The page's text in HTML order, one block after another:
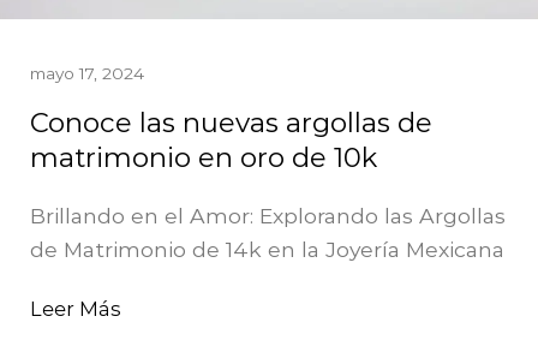
mayo 17, 2024
Conoce las nuevas argollas de
matrimonio en oro de 10k
Brillando en el Amor: Explorando las Argollas
de Matrimonio de 14k en la Joyería Mexicana
Leer Más